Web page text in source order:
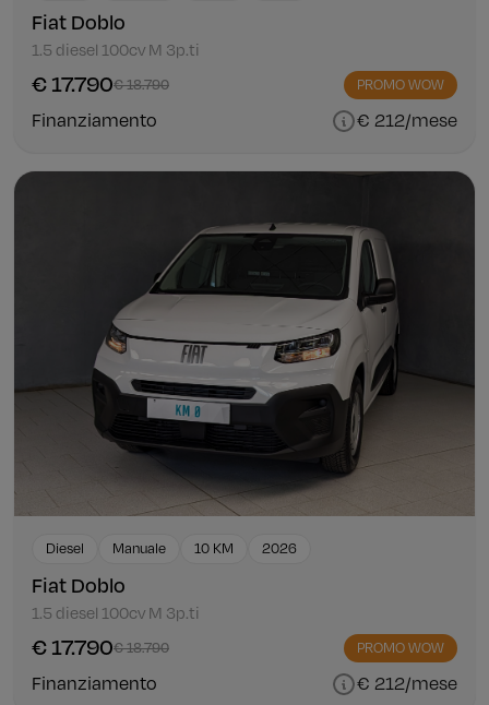
Fiat Doblo
1.5 diesel 100cv M 3p.ti
€ 17.790€ 18.790 PROMO WOW
Finanziamento € 212/mese
Diesel Manuale 10 KM 2026
Fiat Doblo
1.5 diesel 100cv M 3p.ti
€ 17.790€ 18.790 PROMO WOW
Finanziamento € 212/mese